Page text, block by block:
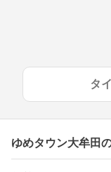
タ
ゆめタウン大牟田